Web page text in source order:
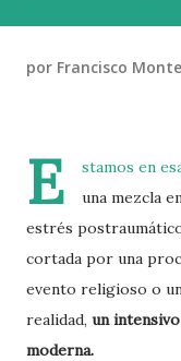
por Francisco
E
stamos en
una mezcla
estrés
cortada por una
evento religioso o
realidad, un
moderna.